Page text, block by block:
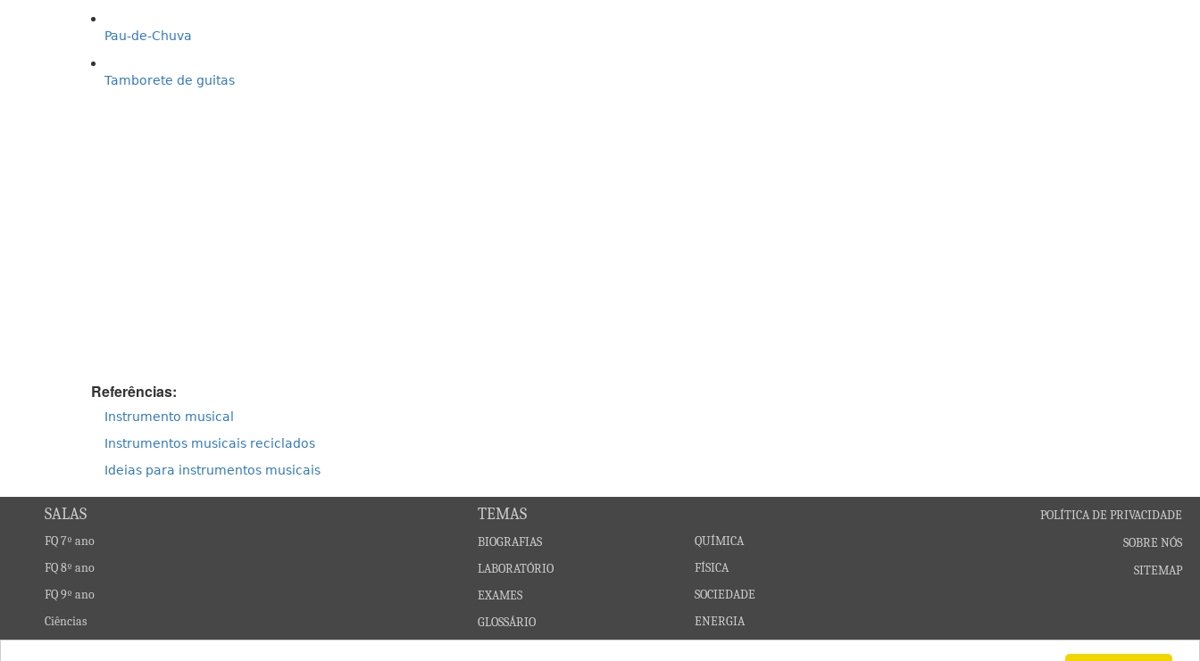
Pau-de-Chuva
Tamborete de guitas
Referências:
Instrumento musical
Instrumentos musicais reciclados
Ideias para instrumentos musicais
SALAS
FQ 7º ano
FQ 8º ano
FQ 9º ano
Ciências
TEMAS
BIOGRAFIAS
LABORATÓRIO
EXAMES
GLOSSÁRIO
QUÍMICA
FÍSICA
SOCIEDADE
ENERGIA
POLÍTICA DE PRIVACIDADE
SOBRE NÓS
SITEMAP